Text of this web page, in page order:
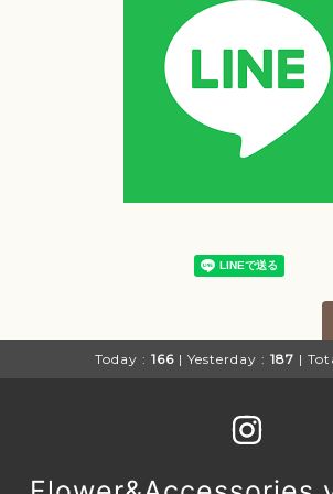
Today : 166 | Yesterday : 187 |